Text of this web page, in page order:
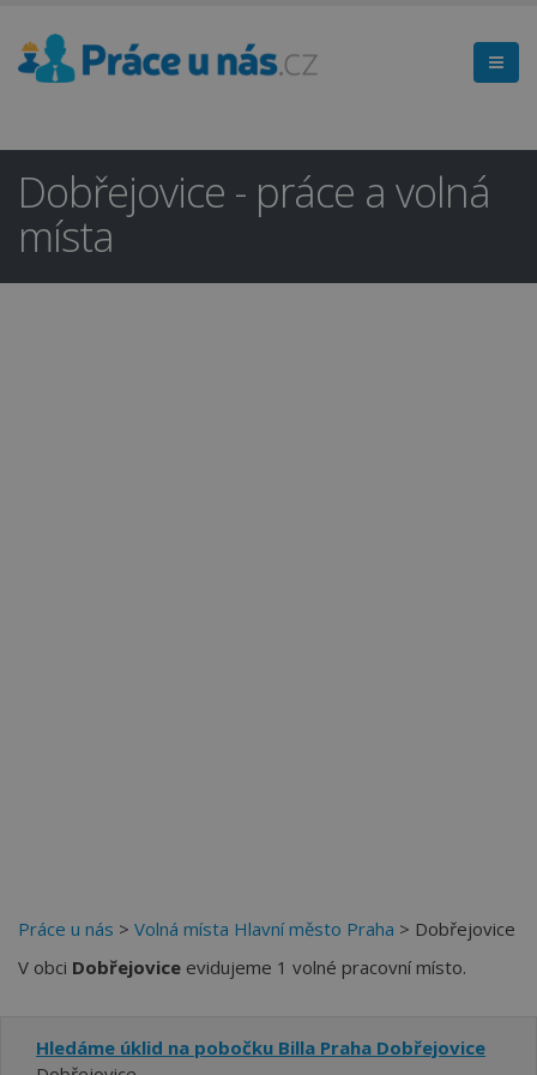
Dobřejovice - práce a volná
místa
Práce u nás > Volná místa Hlavní město Praha > Dobřejovice
V obci Dobřejovice evidujeme 1 volné pracovní místo.
Hledáme úklid na pobočku Billa Praha Dobřejovice